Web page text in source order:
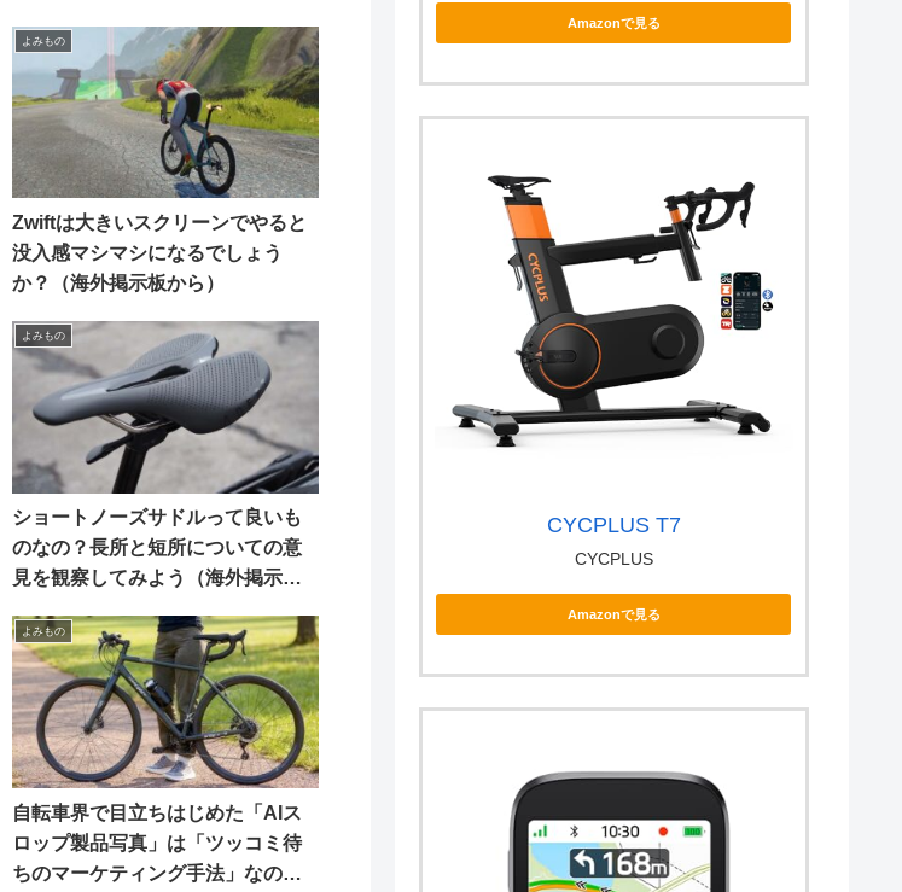
よみもの
Zwiftは大きいスクリーンでやると
没入感マシマシになるでしょう
か？（海外掲示板から）
よみもの
ショートノーズサドルって良いも
のなの？長所と短所についての意
見を観察してみよう（海外掲示板
よみもの
自転車界で目立ちはじめた「AIス
ロップ製品写真」は「ツッコミ待
ちのマーケティング手法」なのか
Amazonで見る
CYCPLUS T7
CYCPLUS
Amazonで見る